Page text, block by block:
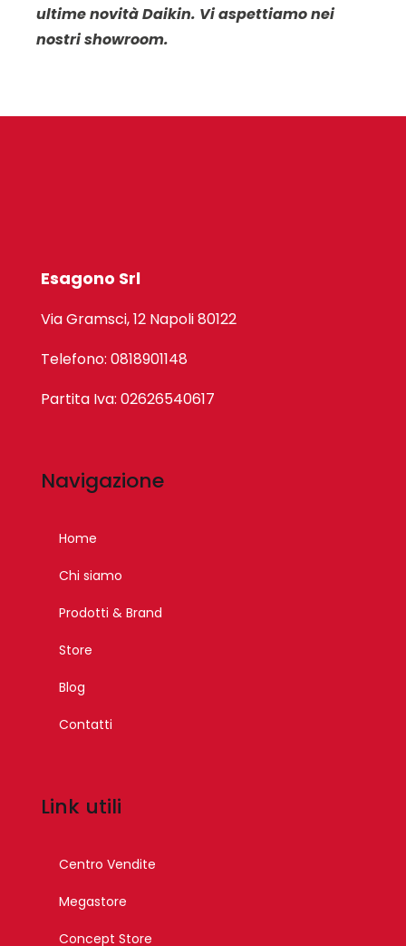
ultime novità Daikin. Vi aspettiamo nei
nostri showroom.
Esagono Srl
Via Gramsci, 12 Napoli 80122
Telefono: 0818901148
Partita Iva: 02626540617
Navigazione
Home
Chi siamo
Prodotti & Brand
Store
Blog
Contatti
Link utili
Centro Vendite
Megastore
Concept Store